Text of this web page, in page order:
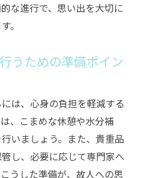
な進行で、思い出を大切に
。
うための準備ポイン
は、心身の負担を軽減する
、こまめな休憩や水分補
いましょう。また、貴重品
し、必要に応じて専門家へ
うした準備が、故人への思